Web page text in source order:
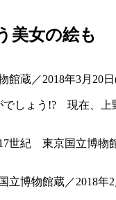
美女の絵も
／2018年3月20日(
しょう!? 現在、
東京国立博物館
物館蔵／2018年2